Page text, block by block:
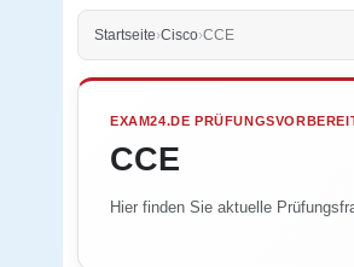
Startseite›Cisco›CCE
EXAM24.DE
CCE
Hier finden Sie aktuelle